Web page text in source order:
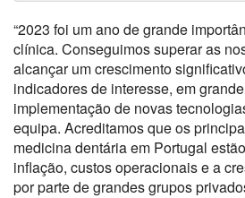
“2023 foi um ano de grande
clínica. Conseguimos superar as
alcançar um crescimento
indicadores de interesse, em
implementação de novas
equipa. Acreditamos que os
medicina dentária em Portugal
inflação, custos operacionais e a
por parte de grandes grupos